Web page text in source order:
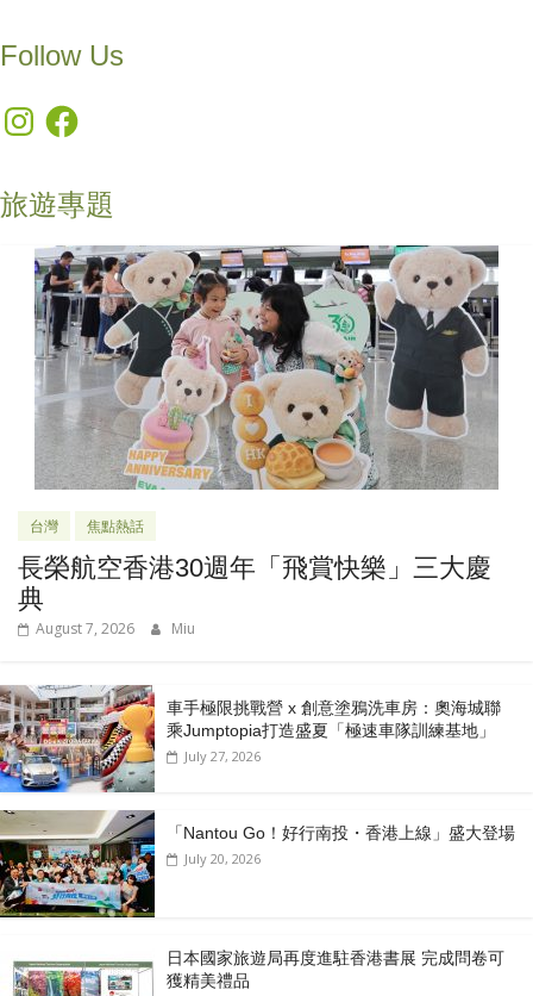
Follow Us
InstagramFacebook
旅遊專題
台灣 焦點熱話
長榮航空香港30週年「飛賞快樂」三大慶
典
August 7, 2026 Miu
車手極限挑戰營 x 創意塗鴉洗車房：奧海城聯
乘Jumptopia打造盛夏「極速車隊訓練基地」
July 27, 2026
「Nantou Go！好行南投・香港上線」盛大登場
July 20, 2026
日本國家旅遊局再度進駐香港書展 完成問卷可
獲精美禮品